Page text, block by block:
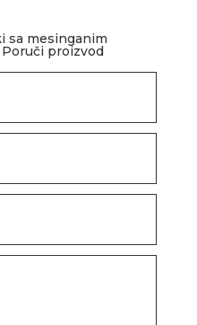
sa mesinganim
proizvod